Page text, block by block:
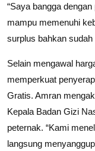
“Saya bangga
mampu memenuhi
surplus bahkan
Selain mengawal
memperkuat
Gratis. Amran
Kepala Badan Gizi
peternak. “Kami
langsung